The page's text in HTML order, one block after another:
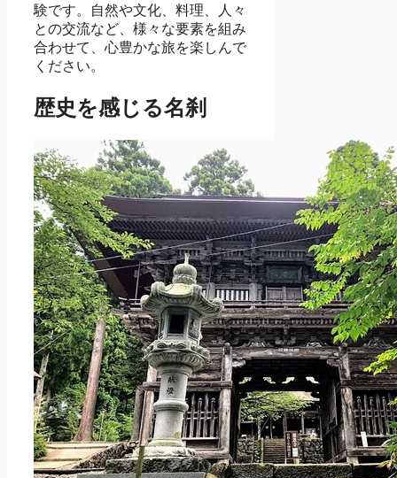
験です。自然や文化、料理、人々
との交流など、様々な要素を組み
合わせて、心豊かな旅を楽しんで
ください。
歴史を感じる名刹